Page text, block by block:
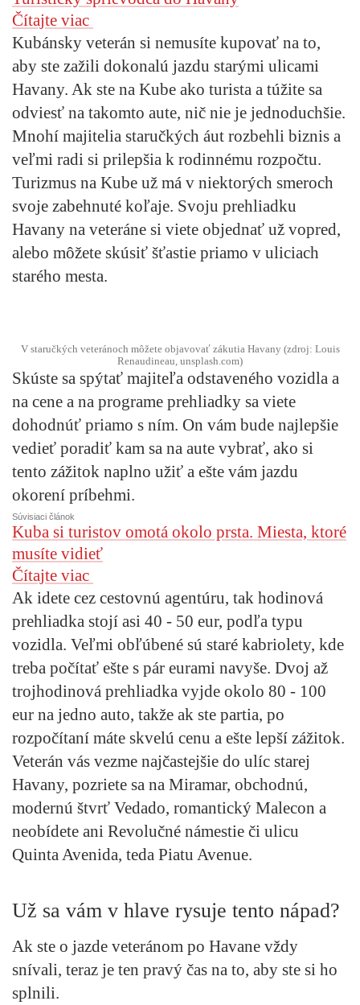
Čítajte viac
Kubánsky veterán si nemusíte kupovať na to,
aby ste zažili dokonalú jazdu starými ulicami
Havany. Ak ste na Kube ako turista a túžite sa
odviesť na takomto aute, nič nie je jednoduchšie.
Mnohí majitelia staručkých áut rozbehli biznis a
veľmi radi si prilepšia k rodinnému rozpočtu.
Turizmus na Kube už má v niektorých smeroch
svoje zabehnuté koľaje. Svoju prehliadku
Havany na veteráne si viete objednať už vopred,
alebo môžete skúsiť šťastie priamo v uliciach
starého mesta.
V staručkých veteránoch môžete objavovať zákutia Havany (zdroj: Louis
Renaudineau, unsplash.com)
Skúste sa spýtať majiteľa odstaveného vozidla a
na cene a na programe prehliadky sa viete
dohodnúť priamo s ním. On vám bude najlepšie
vedieť poradiť kam sa na aute vybrať, ako si
tento zážitok naplno užiť a ešte vám jazdu
okorení príbehmi.
Súvisiaci článok
Kuba si turistov omotá okolo prsta. Miesta, ktoré
musíte vidieť
Čítajte viac
Ak idete cez cestovnú agentúru, tak hodinová
prehliadka stojí asi 40 - 50 eur, podľa typu
vozidla. Veľmi obľúbené sú staré kabriolety, kde
treba počítať ešte s pár eurami navyše. Dvoj až
trojhodinová prehliadka vyjde okolo 80 - 100
eur na jedno auto, takže ak ste partia, po
rozpočítaní máte skvelú cenu a ešte lepší zážitok.
Veterán vás vezme najčastejšie do ulíc starej
Havany, pozriete sa na Miramar, obchodnú,
modernú štvrť Vedado, romantický Malecon a
neobídete ani Revolučné námestie či ulicu
Quinta Avenida, teda Piatu Avenue.
Už sa vám v hlave rysuje tento nápad?
Ak ste o jazde veteránom po Havane vždy
snívali, teraz je ten pravý čas na to, aby ste si ho
splnili.